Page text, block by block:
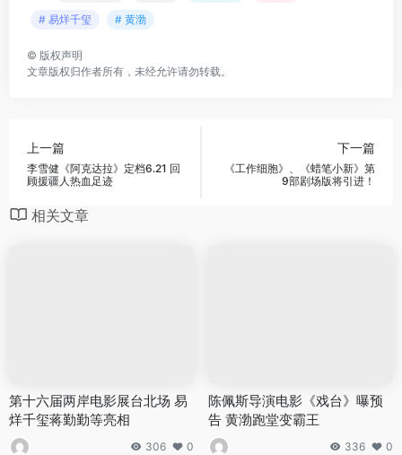
# 易烊千玺
# 黄渤
© 版权声明
文章版权归作者所有，未经允许请勿转载。
上一篇
李雪健《阿克达拉》定档6.21 回
顾援疆人热血足迹
下一篇
《工作细胞》、《蜡笔小新》第
9部剧场版将引进！
相关文章
第十六届两岸电影展台北场 易
烊千玺蒋勤勤等亮相
306 0
陈佩斯导演电影《戏台》曝预
告 黄渤跑堂变霸王
336 0